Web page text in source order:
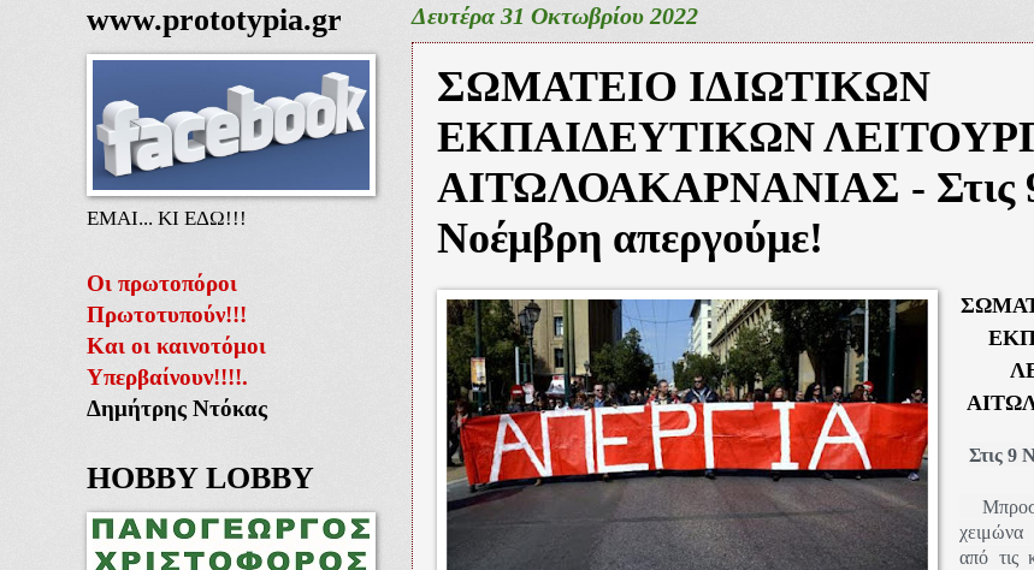
Δευτέρα 31 Οκτωβρίου 2022
ΣΩΜΑΤΕΙΟ ΙΔΙΩΤΙΚΩΝ
ΕΚΠΑΙΔΕΥΤΙΚΩΝ
ΑΙΤΩΛΟΑΚΑΡΝΑΝΙΑΣ - Στις
Νοέμβρη απεργούμε!
Στις 9
από τις
www.prototypia.gr
ΕΜΑΙ... ΚΙ ΕΔΩ!!!
Οι πρωτοπόροι
Πρωτοτυπούν!!!
Και οι καινοτόμοι
Υπερβαίνουν!!!!.
Δημήτρης Ντόκας
HOBBY LOBBY